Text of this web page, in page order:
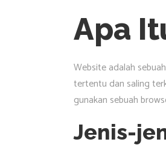
Apa
Website adalah
tertentu dan saling
gunakan sebuah
Jenis-